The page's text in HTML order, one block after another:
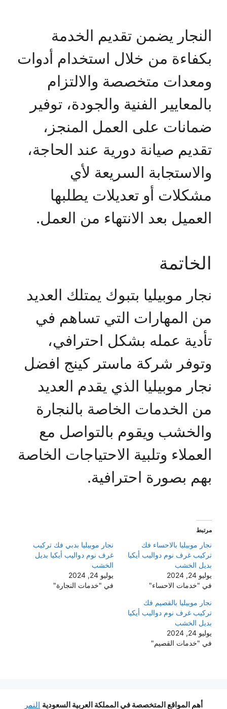
النجار يضمن تقديم الخدمة
بكفاءة من خلال استخدام أدوات
ومعدات متخصصة والالتزام
بالمعايير الفنية والجودة، توفير
ضمانات على العمل المنجز،
تقديم صيانة دورية عند الحاجة،
والاستجابة السريعة لأي
مشكلات أو تعديلات يطلبها
العميل بعد الانتهاء من العمل.
الخاتمة
نجار موبيليا بتبوك يمتلك العديد
من المهارات التي تساهم في
تأدية عمله بشكل احترافي،
وتوفر شركة ماستر كينج افضل
نجار موبيليا الذي يقدم العديد
من الخدمات الخاصة بالنجارة
والخشب ويقوم بالتواصل مع
العملاء وتلبية الاحتياجات الخاصة
بهم بصورة احترافية.
مرتبط
نجار موبيليا بالاحساء فك
تركيب غرف نوم دواليب أيكيا
بديل الخشب
يوليو 24, 2024
في "خدمات الاحساء"
نجار موبيليا بدبي فك تركيب
غرف نوم دواليب أيكيا بديل
الخشب
يوليو 24, 2024
في "خدمات النجارة"
نجار موبيليا بالقصيم فك
تركيب غرف نوم دواليب أيكيا
بديل الخشب
يوليو 24, 2024
في "خدمات القصيم"
أهم المواقع المتخصصة في المملكة العربية السعودية النمر